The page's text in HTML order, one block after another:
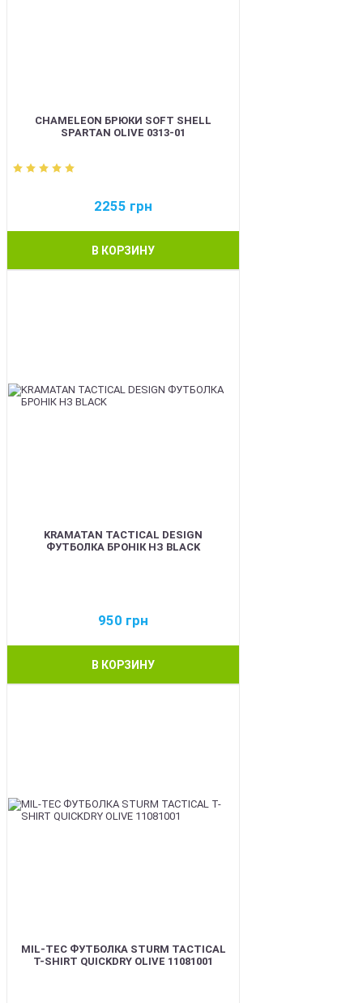
CHAMELEON БРЮКИ SOFT SHELL
SPARTAN OLIVE 0313-01
2255 грн
В КОРЗИНУ
KRAMATAN TACTICAL DESIGN
ФУТБОЛКА БРОНІК НЗ BLACK
950 грн
В КОРЗИНУ
MIL-TEC ФУТБОЛКА STURM TACTICAL
T-SHIRT QUICKDRY OLIVE 11081001